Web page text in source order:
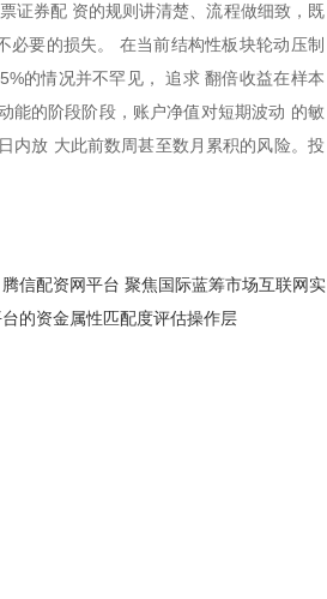
证券配 资的规则讲清楚、流程做细致，既
要的损失。 在当前结构性板块轮动压制
的情况并不罕见， 追求 翻倍收益在样本
能的阶段阶段，账户净值对短期波动 的敏
内放 大此前数周甚至数月累积的风险。投
腾信配资网平台 聚焦国际蓝筹市场互联网实
的资金属性匹配度评估操作层